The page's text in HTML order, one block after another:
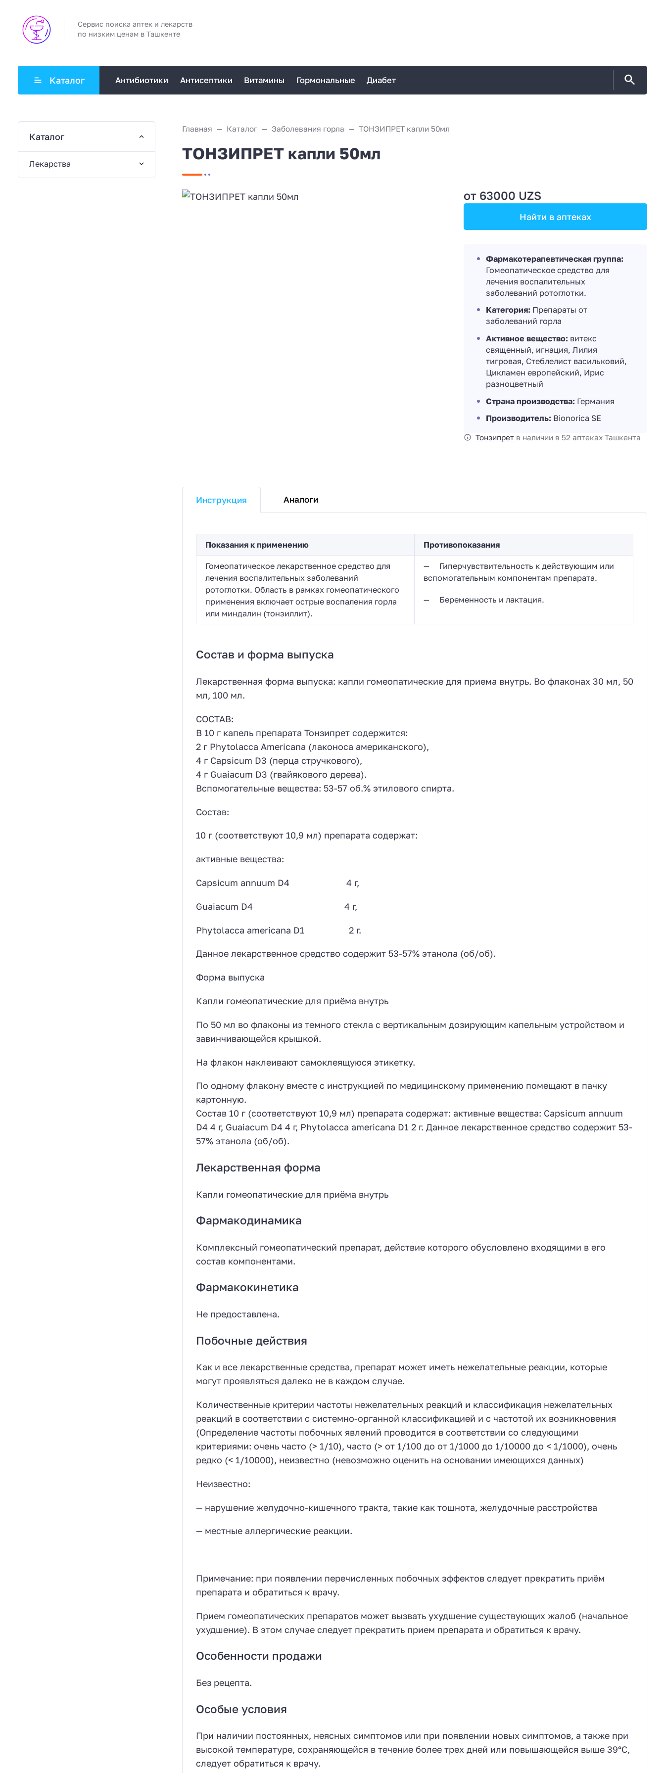
Сервис поиска аптек и лекарств
по низким ценам в Ташкенте
Каталог Антибиотики Антисептики Витамины Гормональные Диабет
Главная Каталог Заболевания горла ТОНЗИПРЕТ капли 50мл
ТОНЗИПРЕТ капли 50мл
от 63000 UZS
Найти в аптеках
Фармакотерапевтическая группа:
Гомеопатическое средство для
лечения воспалительных
заболеваний ротоглотки.
Категория: Препараты от
заболеваний горла
Активное вещество: витекс
священный, игнация, Лилия
тигровая, Стеблелист васильковий,
Цикламен европейский, Ирис
разноцветный
Страна производства: Германия
Производитель: Bionorica SE
Тонзипретв наличии в 52 аптеках Ташкента
Инструкция Аналоги
Показания к применению Противопоказания
Гомеопатическое лекарственное средство для
лечения воспалительных заболеваний
ротоглотки. Область в рамках гомеопатического
применения включает острые воспаления горла
или миндалин (тонзиллит).
— Гиперчувствительность к действующим или
вспомогательным компонентам препарата.
— Беременность и лактация.
Состав и форма выпуска
Лекарственная форма выпуска: капли гомеопатические для приема внутрь. Во флаконах 30 мл, 50
мл, 100 мл.
СОСТАВ:
В 10 г капель препарата Тонзипрет содержится:
2 г Phytolacca Americana (лаконоса американского),
4 г Capsicum D3 (перца стручкового),
4 г Guaiacum D3 (гвайякового дерева).
Вспомогательные вещества: 53-57 об.% этилового спирта.
Состав:
10 г (соответствуют 10,9 мл) препарата содержат:
активные вещества:
Capsicum annuum D4 4 г,
Guaiacum D4 4 г,
Phytolacca americana D1 2 г.
Данное лекарственное средство содержит 53-57% этанола (об/об).
Форма выпуска
Капли гомеопатические для приёма внутрь
По 50 мл во флаконы из темного стекла с вертикальным дозирующим капельным устройством и
завинчивающейся крышкой.
На флакон наклеивают самоклеящуюся этикетку.
По одному флакону вместе с инструкцией по медицинскому применению помещают в пачку
картонную.
Состав 10 г (соответствуют 10,9 мл) препарата содержат: активные вещества: Capsicum annuum
D4 4 г, Guaiacum D4 4 г, Phytolacca americana D1 2 г. Данное лекарственное средство содержит 53-
57% этанола (об/об).
Лекарственная форма
Капли гомеопатические для приёма внутрь
Фармакодинамика
Комплексный гомеопатический препарат, действие которого обусловлено входящими в его
состав компонентами.
Фармакокинетика
Не предоставлена.
Побочные действия
Как и все лекарственные средства, препарат может иметь нежелательные реакции, которые
могут проявляться далеко не в каждом случае.
Количественные критерии частоты нежелательных реакций и классификация нежелательных
реакций в соответствии с системно-органной классификацией и с частотой их возникновения
(Определение частоты побочных явлений проводится в соответствии со следующими
критериями: очень часто (> 1/10), часто (> от 1/100 до от 1/1000 до 1/10000 до < 1/1000), очень
редко (< 1/10000), неизвестно (невозможно оценить на основании имеющихся данных)
Неизвестно:
— нарушение желудочно-кишечного тракта, такие как тошнота, желудочные расстройства
— местные аллергические реакции.
Примечание: при появлении перечисленных побочных эффектов следует прекратить приём
препарата и обратиться к врачу.
Прием гомеопатических препаратов может вызвать ухудшение существующих жалоб (начальное
ухудшение). В этом случае следует прекратить прием препарата и обратиться к врачу.
Особенности продажи
Без рецепта.
Особые условия
При наличии постоянных, неясных симптомов или при появлении новых симптомов, а также при
высокой температуре, сохраняющейся в течение более трех дней или повышающейся выше 39°C,
следует обратиться к врачу.
Каталог
Лекарства